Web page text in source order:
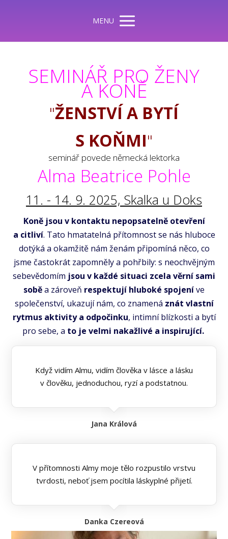
MENU
SEMINÁŘ PRO ŽENY
A KONĚ
"ŽENSTVÍ A BYTÍ
S KOŇMI"
seminář povede německá lektorka
Alma Beatrice Pohle
11. - 14. 9. 2025, Skalka u Doks
Koně jsou v kontaktu nepopsatelně otevření
a citliví. Tato hmatatelná přítomnost se nás hluboce
dotýká a okamžitě nám ženám připomíná něco, co
jsme častokrát zapomněly a pohřbily: s neochvějným
sebevědomím jsou v každé situaci zcela věrní sami
soběa zároveň respektují hluboké spojeníve
společenství, ukazují nám, co znamená znát vlastní
rytmus aktivity a odpočinku, intimní blízkosti a bytí
pro sebe, a to je velmi nakažlivé a inspirující.
Když vidím Almu, vidím člověka v lásce a lásku
v člověku, jednoduchou, ryzí a podstatnou.
Jana Králová
V přítomnosti Almy moje tělo rozpustilo vrstvu
tvrdosti, neboť jsem pocítila láskyplné přijetí.
Danka Czereová